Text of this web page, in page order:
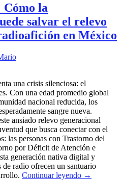
Cómo la
salvar el relevo
en México
una crisis silenciosa: el
Con una edad promedio global
nacional reducida, los
sangre nueva.
ansiado relevo generacional
que busca conectar con el
las personas con Trastorno del
por Déficit de Atención e
generación nativa digital y
radio ofrecen un santuario
Continuar leyendo →